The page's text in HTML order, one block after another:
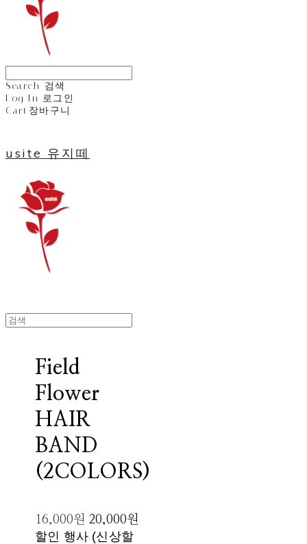
Search 검색
Log In 로그인
Cart 장바구니
usite 유지떼
Field
Flower
HAIR
BAND
(2COLORS)
16,000원 20,000원
할인 행사 (신상할